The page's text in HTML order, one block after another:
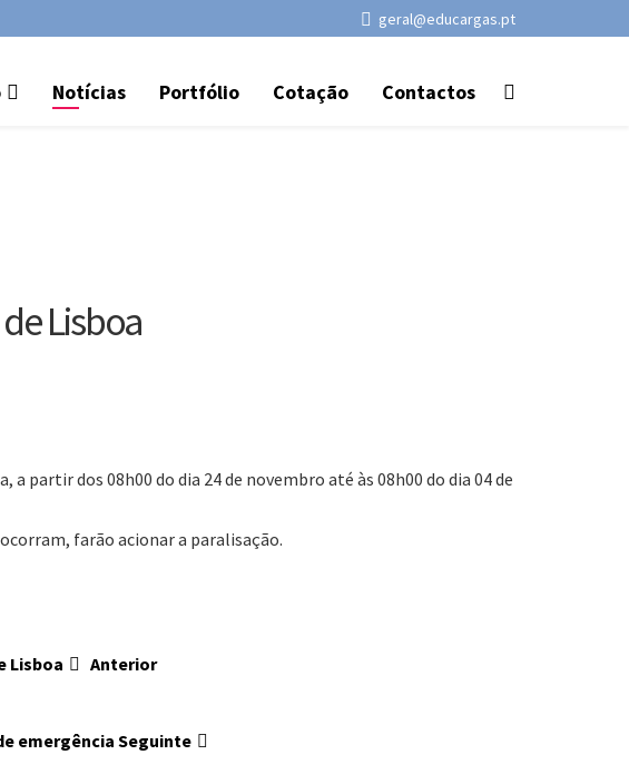
geral@educargas.pt
Notícias Portfólio Cotação Contactos
Lisboa
partir dos 08h00 do dia 24 de novembro até às 08h00 do dia 04 de
farão acionar a paralisação.
Lisboa Anterior
emergência Seguinte